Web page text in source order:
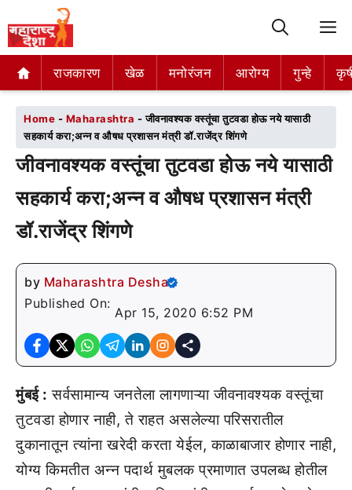
राजकारण खेळ मनोरंजन आरोग्य गुन्हे
राजकारण खेळ मनोरंजन आरोग्य गुन्हे
Home - Maharashtra -जीवनावश्यक वस्तूंचा तुटवडा होऊ नये यासाठी
सहकार्य करा;अन्न व औषध प्रशासन मंत्री डॉ.राजेंद्र शिंगणे
जीवनावश्यक वस्तूंचा तुटवडा होऊ नये यासाठी
सहकार्य करा;अन्न व औषध प्रशासन मंत्री
डॉ.राजेंद्र शिंगणे
by Maharashtra Desha
Published On:
Apr 15, 2020 6:52 PM
मुंबई : सर्वसामान्य जनतेला लागणाऱ्या जीवनावश्यक वस्तूंचा
तुटवडा होणार नाही, ते राहत असलेल्या परिसरातील
दुकानातून त्यांना खरेदी करता येईल, काळाबाजार होणार नाही,
योग्य किमतीत अन्न पदार्थ मुबलक प्रमाणात उपलब्ध होतील